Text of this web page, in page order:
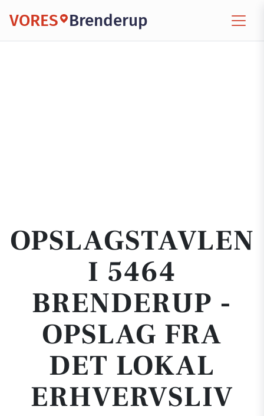
VORES Brenderup
OPSLAGSTAVLEN
I 5464
BRENDERUP -
OPSLAG FRA
DET LOKAL
ERHVERVSLIV